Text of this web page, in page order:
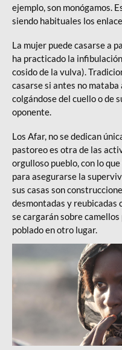
ejemplo, son monógamos.
siendo habituales los
La mujer puede casarse a
ha practicado la
cosido de la vulva).
casarse si antes no
colgándose del cuello o de
oponente.
Los Afar, no se dedican
pastoreo es otra de las
orgulloso pueblo, con lo
para asegurarse la
sus casas son
desmontadas y reubicadas
se cargarán sobre
poblado en otro lugar.